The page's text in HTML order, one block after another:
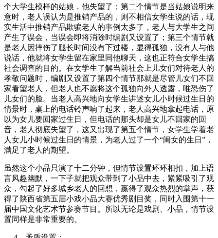
个大学生模样的姑娘，他失望了；第二个情节是当姑娘说明来
意时，老人误认为是推销产品的，则不相信女学生说的话，现
实生活中推销产品欺骗老人的事例太多了，老人与大学生之间
产生了误会，当误会即将消除时编剧又设置了；第三个情节就
是老人因摔伤了腿长时间没有下过楼，显得孤独，没有人与他
说话，他就将女学生留在家里同他聊天，这也正符合女学生搞
社会调查的目的。在女学生了解当前社会上儿女们对待老人的
孝敬问题时，编剧又设置了第四个情节那就是尽管儿女们不回
家看望老人，但老人也不愿将这个孤独向外人透露，唯恐伤了
儿女们的脸。当老人高兴地向女学生讲述女儿小时候过生日的
情景时，桌上的电话铃声响了起来，老人高兴地拿起电话，原
以为女儿要回家过生日，但电话的那头却是女儿不回家的回
音，老人彻底失望了，这又出现了第五个情节，女学生学着老
人女儿小时候过生日的情景，为老人过了一个“闺女的生日”，
满足了老人的期望。
虽然这个小品只演了十二分钟，但情节设置环环相扣，加上语
言风趣幽默，一下子就把观众带到了小品中去，紧紧吸引了观
众，勾起了好多城乡老人的回想，嬴得了观众热烈的掌声，获
得了陕西省第五届小戏小品大赛优秀剧目奖，同时入围第十一
届中国文化艺术节参赛节目。所以无论是戏剧、小品，情节设
置同样是非常重要的。